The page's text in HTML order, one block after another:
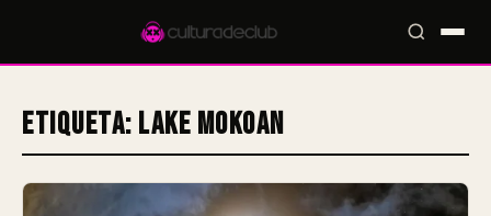
Accesos rápidos: 🎪 Eventos🎤 Artistas📍 Locales📰 Magazine
Etiqueta: Lake Mokoan